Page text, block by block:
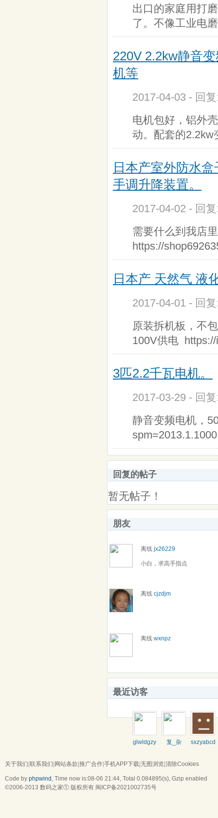
出口的家庭用打
了。不像工业电
220V 2.2kw静音
机等
2017-04-03 - 回
电机包好，铝外
动。配套的2.2kw
日本产室外防水
手调升降装置。
2017-04-02 - 回
需要什么到我店
https://
日本产 天然气 液
2017-04-01 - 回
原装拆机板，不
100V供电
3匹2.2千瓦电机。
2017-03-29 - 回
静音变频电机，
回复的帖子
暂无帖子！
朋友
离线 jx26229
小白，求高手指点
离线 cjzdjm
离线 wxnpz
最近访客
glwldgzy 复_杂 sxzyabcd
关于我们|联系我们|网站条款|推广合作|手机APP下载|无图浏览|清除Cookies
Code by phpwind , Time now is:08-06 21:44, Total 0.084895(s) , Gzip enabled
©2006-2013 数码之家① 版权所有 闽ICP备2021002735号